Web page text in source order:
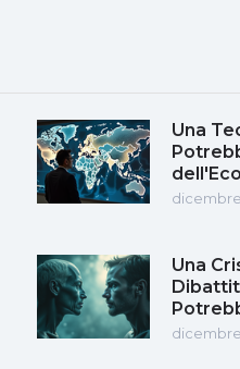
Una
dicembre
Una
dicembre